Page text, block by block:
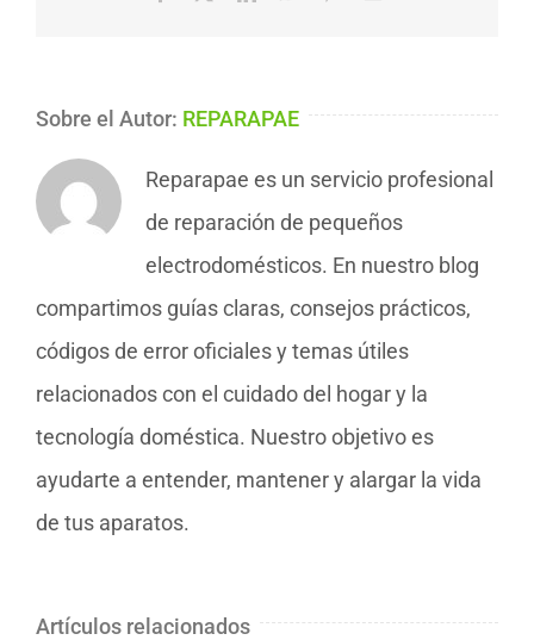
Sobre el Autor: REPARAPAE
Reparapae es un servicio profesional
de reparación de pequeños
electrodomésticos. En nuestro blog
compartimos guías claras, consejos prácticos,
códigos de error oficiales y temas útiles
relacionados con el cuidado del hogar y la
tecnología doméstica. Nuestro objetivo es
ayudarte a entender, mantener y alargar la vida
de tus aparatos.
Artículos relacionados